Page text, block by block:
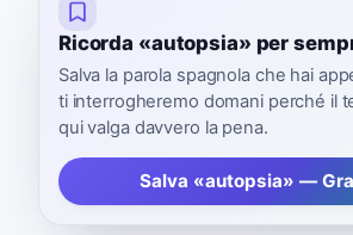
Ricorda «autopsia» per
Salva la parola spagnola che hai
ti interrogheremo domani perché il
qui valga davvero la pena.
Salva «autopsia» —